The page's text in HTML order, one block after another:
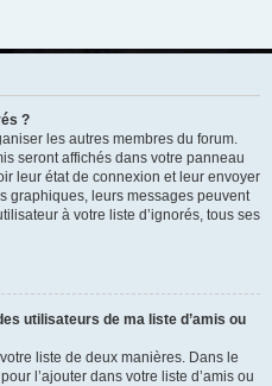
?
les autres membres du forum.
seront affichés dans votre panneau
leur état de connexion et leur envoyer
graphiques, leurs messages peuvent
à votre liste d’ignorés, tous ses
utilisateurs de ma liste d’amis ou
liste de deux manières. Dans le
l’ajouter dans votre liste d’amis ou